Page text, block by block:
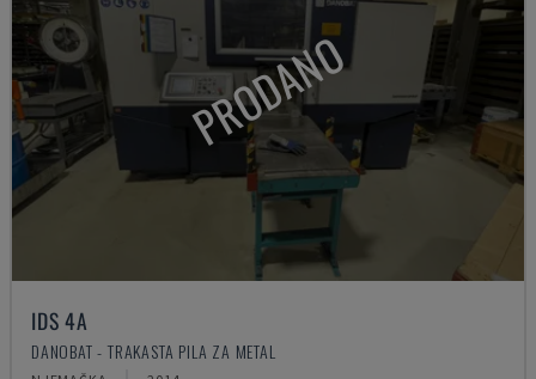
PRODANO
IDS 4A
DANOBAT - TRAKASTA PILA ZA METAL